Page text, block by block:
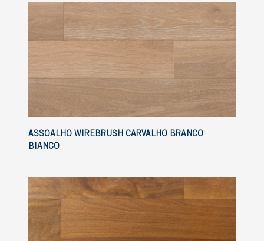
ASSOALHO WIREBRUSH CARVALHO BRANCO
BIANCO